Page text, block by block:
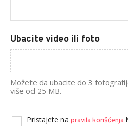
Ubacite video ili foto
Možete da ubacite do 3
više od 25 MB.
Pristajete na pravila korišćenja